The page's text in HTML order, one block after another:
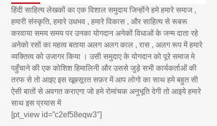
हिंदी साहित्य लेखकों का एक विशाल समुदाय जिन्होंने हमे हमारे समाज ,
हमारी संस्कृति, हमारे उधभव , हमारे विकास , और साहित्य से रूबरू
करवाया समय समय पर उनका योगदान अनेकों विधाओं के जन्म दाता रहे
अनेको रसों का महत्व बताया अलग अलग काल , रास , अलग रूप में हमारे
व्यक्तित्व को उजागर किया । उसी समुदाए के योगदान को पूरे समाज मे
पहुँचाने की एक कोशिश हिमालिनी और उससे जुड़े सभी कार्यकर्ताओं की
तरफ से तो आइए इस खूबसूरत सफ़र में आप लोगो का साथ हमे बहुत सी
ऐसी बातों से अवगत कराएगा जो हमे रोमांचक अनुभूति देगी तो आइये हमारे
साथ इस प्रयास में
[pt_view id=”c2ef58eqw3″]